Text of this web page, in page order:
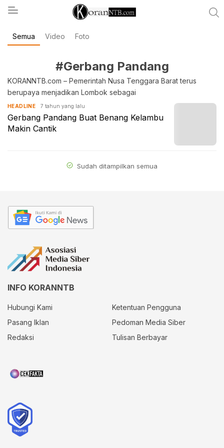
koranntb.com
Semua Video Foto
#Gerbang Pandang
KORANNTB.com – Pemerintah Nusa Tenggara Barat terus
berupaya menjadikan Lombok sebagai
HEADLINE 7 tahun yang lalu
Gerbang Pandang Buat Benang Kelambu
Makin Cantik
Sudah ditampilkan semua
INFO KORANNTB
Hubungi Kami
Ketentuan Pengguna
Pasang Iklan
Pedoman Media Siber
Redaksi
Tulisan Berbayar